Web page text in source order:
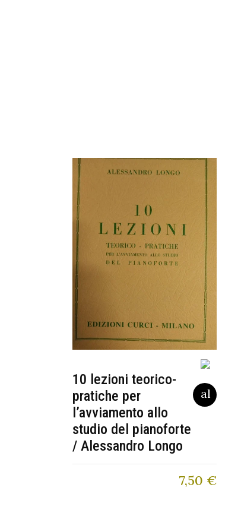
10 lezioni teorico-
pratiche per
l’avviamento allo
studio del pianoforte
/ Alessandro Longo
7,50 €